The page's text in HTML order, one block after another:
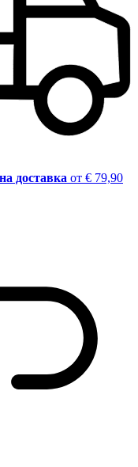
доставка от € 79,90